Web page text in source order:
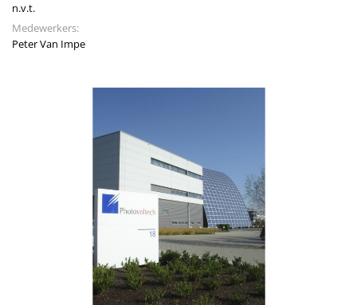
n.v.t.
Medewerkers:
Peter Van Impe